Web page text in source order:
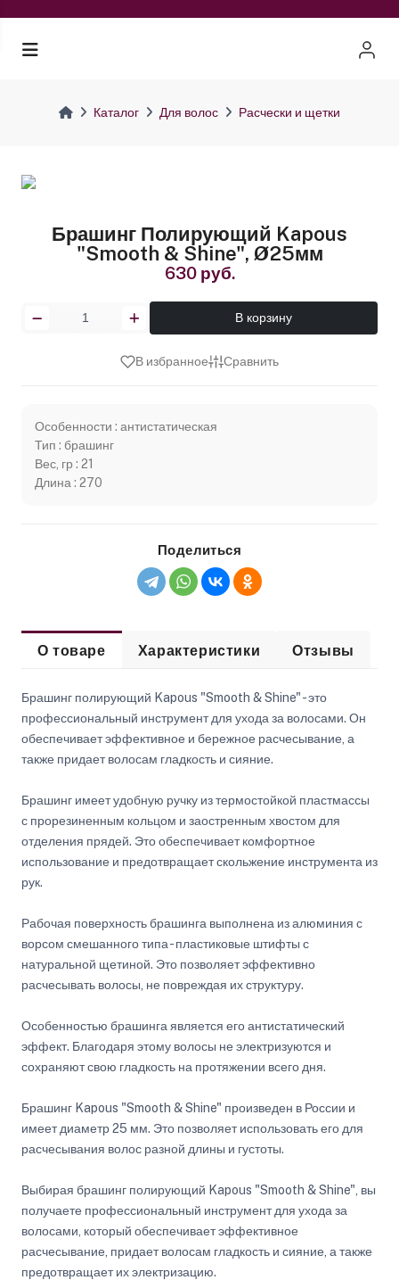
Каталог Для волос Расчески и щетки
Брашинг Полирующий Kapous
"Smooth & Shine", Ø25мм
630 руб.
В корзину
В избранное Сравнить
Особенности : антистатическая
Тип : брашинг
Вес, гр : 21
Длина : 270
Поделиться
О товаре Характеристики Отзывы
Брашинг полирующий Kapous "Smooth & Shine" - это
профессиональный инструмент для ухода за волосами. Он
обеспечивает эффективное и бережное расчесывание, а
также придает волосам гладкость и сияние.
Брашинг имеет удобную ручку из термостойкой пластмассы
с прорезиненным кольцом и заостренным хвостом для
отделения прядей. Это обеспечивает комфортное
использование и предотвращает скольжение инструмента из
рук.
Рабочая поверхность брашинга выполнена из алюминия с
ворсом смешанного типа - пластиковые штифты с
натуральной щетиной. Это позволяет эффективно
расчесывать волосы, не повреждая их структуру.
Особенностью брашинга является его антистатический
эффект. Благодаря этому волосы не электризуются и
сохраняют свою гладкость на протяжении всего дня.
Брашинг Kapous "Smooth & Shine" произведен в России и
имеет диаметр 25 мм. Это позволяет использовать его для
расчесывания волос разной длины и густоты.
Выбирая брашинг полирующий Kapous "Smooth & Shine", вы
получаете профессиональный инструмент для ухода за
волосами, который обеспечивает эффективное
расчесывание, придает волосам гладкость и сияние, а также
предотвращает их электризацию.